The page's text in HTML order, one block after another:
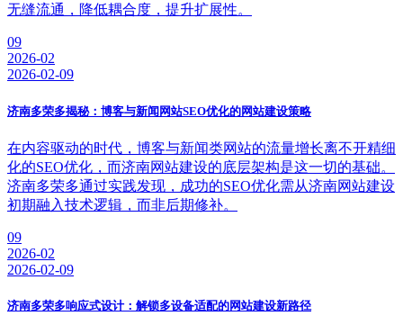
无缝流通，降低耦合度，提升扩展性。
09
2026-02
2026-02-09
济南多荣多揭秘：博客与新闻网站SEO优化的网站建设策略
在内容驱动的时代，博客与新闻类网站的流量增长离不开精细
化的SEO优化，而济南网站建设的底层架构是这一切的基础。
济南多荣多通过实践发现，成功的SEO优化需从济南网站建设
初期融入技术逻辑，而非后期修补。
09
2026-02
2026-02-09
济南多荣多响应式设计：解锁多设备适配的网站建设新路径